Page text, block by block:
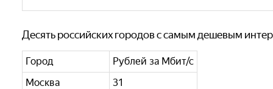
Десять российских городов с самым дешевым
Город
Рублей за Мбит/с
Москва
31